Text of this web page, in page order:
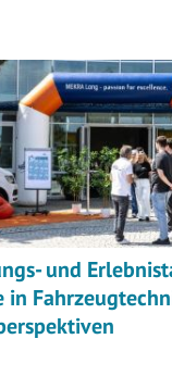
und
in